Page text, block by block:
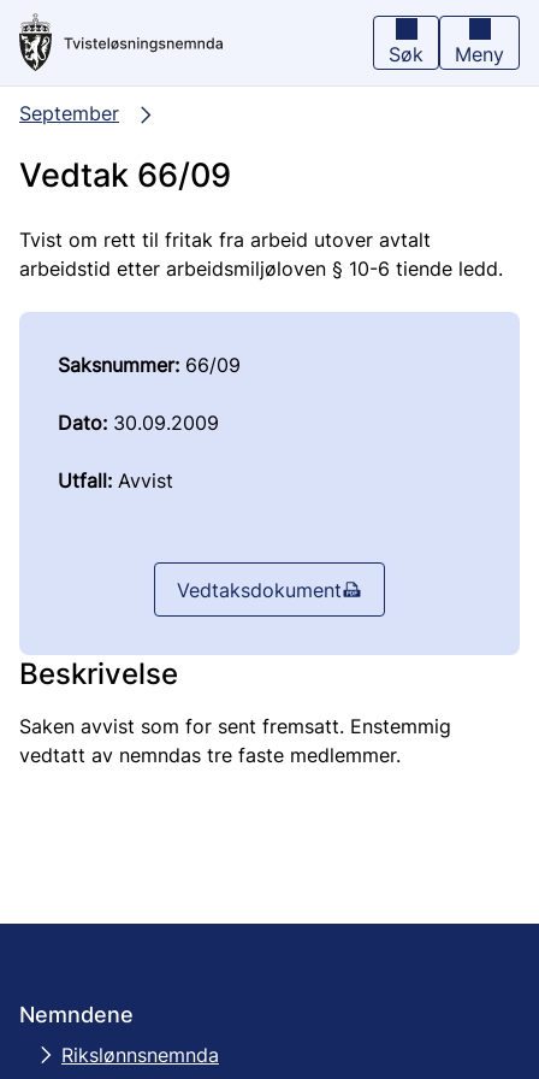
Hopp
hovedinnhold
Søk Meny
September
Vedtak 66/09
Tvist om rett til fritak fra arbeid utover avtalt
arbeidstid etter arbeidsmiljøloven § 10-6 tiende ledd.
Saksnummer: 66/09
Dato: 30.09.2009
Utfall: Avvist
Vedtaksdokument
Beskrivelse
Saken avvist som for sent fremsatt. Enstemmig
vedtatt av nemndas tre faste medlemmer.
Nemndene
Rikslønnsnemnda